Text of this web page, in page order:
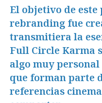
El objetivo de este
rebranding fue
transmitiera la
Full Circle Karma
algo muy
que forman parte
referencias